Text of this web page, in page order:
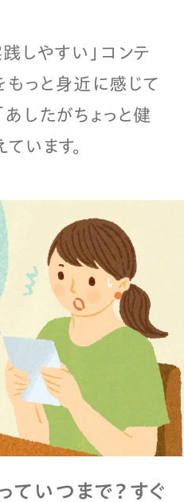
践しやすい」コンテ
もっと身近に感じて
あしたがちょっと健
います。
いつまで？すぐ